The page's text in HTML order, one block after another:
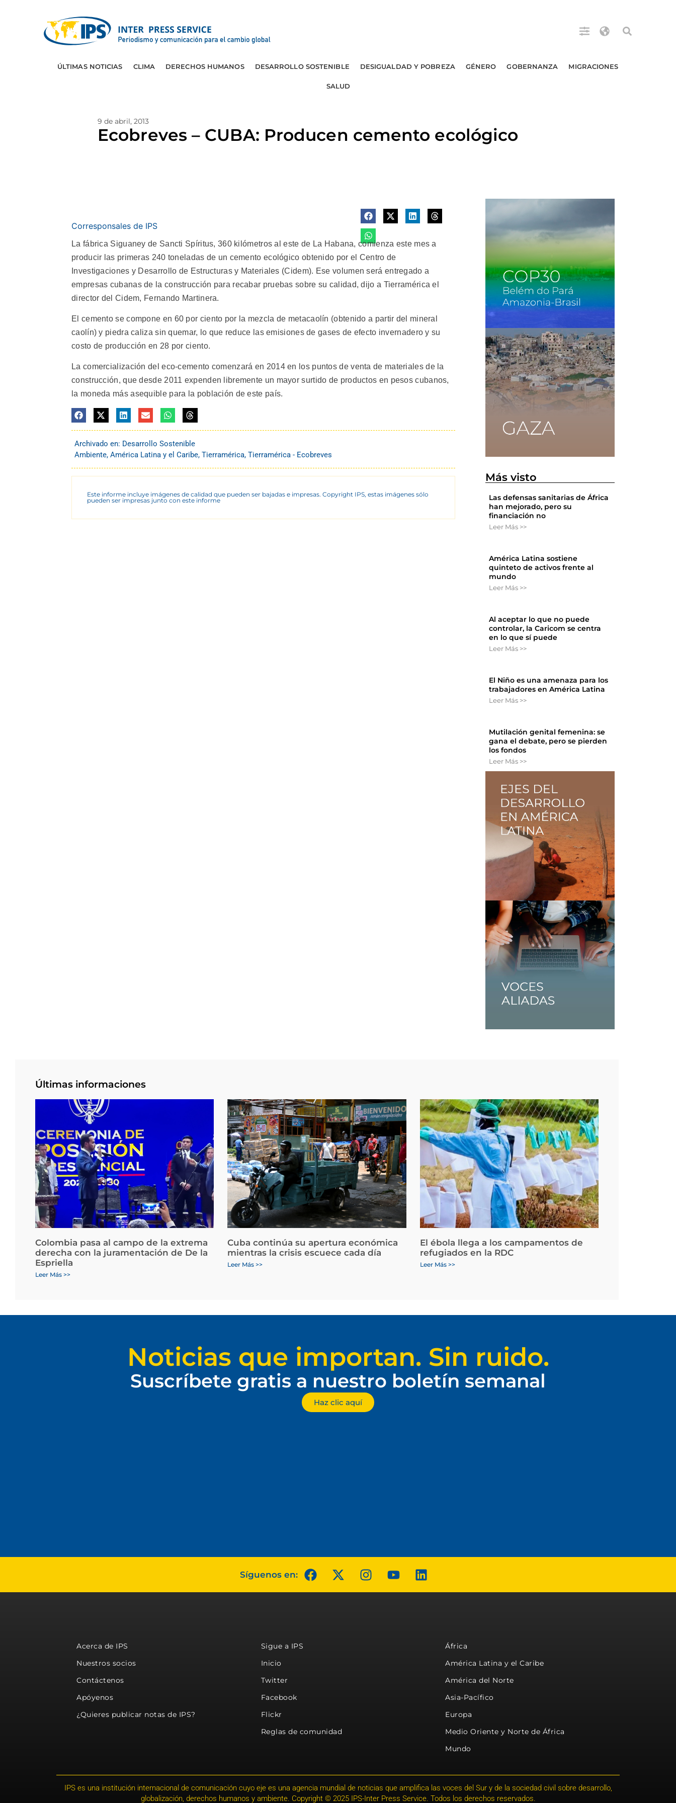
ÚLTIMAS NOTICIAS CLIMA DERECHOS HUMANOS DESARROLLO SOSTENIBLE DESIGUALDAD Y POBREZA GÉNERO GOBERNANZA MIGRACIONES
SALUD
9 de abril, 2013
Ecobreves – CUBA: Producen cemento ecológico
Corresponsales de IPS
La fábrica Siguaney de Sancti Spíritus, 360 kilómetros al este de La Habana, comienza este mes a
producir las primeras 240 toneladas de un cemento ecológico obtenido por el Centro de
Investigaciones y Desarrollo de Estructuras y Materiales (Cidem). Ese volumen será entregado a
empresas cubanas de la construcción para recabar pruebas sobre su calidad, dijo a Tierramérica el
director del Cidem, Fernando Martinera.
El cemento se compone en 60 por ciento por la mezcla de metacaolín (obtenido a partir del mineral
caolín) y piedra caliza sin quemar, lo que reduce las emisiones de gases de efecto invernadero y su
costo de producción en 28 por ciento.
La comercialización del eco-cemento comenzará en 2014 en los puntos de venta de materiales de la
construcción, que desde 2011 expenden libremente un mayor surtido de productos en pesos cubanos,
la moneda más asequible para la población de este país.
Archivado en: Desarrollo Sostenible
Ambiente, América Latina y el Caribe, Tierramérica, Tierramérica - Ecobreves
Este informe incluye imágenes de calidad que pueden ser bajadas e impresas. Copyright IPS, estas imágenes sólo
pueden ser impresas junto con este informe
Más visto
Las defensas sanitarias de África
han mejorado, pero su
financiación no
Leer Más >>
América Latina sostiene
quinteto de activos frente al
mundo
Leer Más >>
Al aceptar lo que no puede
controlar, la Caricom se centra
en lo que sí puede
Leer Más >>
El Niño es una amenaza para los
trabajadores en América Latina
Leer Más >>
Mutilación genital femenina: se
gana el debate, pero se pierden
los fondos
Leer Más >>
Últimas informaciones
Colombia pasa al campo de la extrema
derecha con la juramentación de De la
Espriella
Leer Más >>
Cuba continúa su apertura económica
mientras la crisis escuece cada día
Leer Más >>
El ébola llega a los campamentos de
refugiados en la RDC
Leer Más >>
Noticias que importan. Sin ruido.
Suscríbete gratis a nuestro boletín semanal
Haz clic aquí
Síguenos en:
Acerca de IPS
Nuestros socios
Contáctenos
Apóyenos
¿Quieres publicar notas de IPS?
Sigue a IPS
Inicio
Twitter
Facebook
Flickr
Reglas de comunidad
África
América Latina y el Caribe
América del Norte
Asia-Pacífico
Europa
Medio Oriente y Norte de África
Mundo
IPS es una institución internacional de comunicación cuyo eje es una agencia mundial de noticias que amplifica las voces del Sur y de la sociedad civil sobre desarrollo,
globalización, derechos humanos y ambiente. Copyright © 2025 IPS-Inter Press Service. Todos los derechos reservados.